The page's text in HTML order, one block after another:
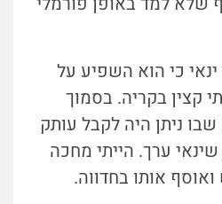
ינאי כי הוא השפיע על
שנה הייתי קצין בקריה. בסמוך
לקריה שכן בניין IBM שבו ניתן היה לקבל עותק
ערך. הייתי מחכה
אותו בחדווה.